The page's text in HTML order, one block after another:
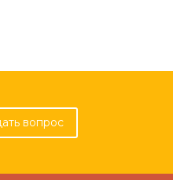
вопрос